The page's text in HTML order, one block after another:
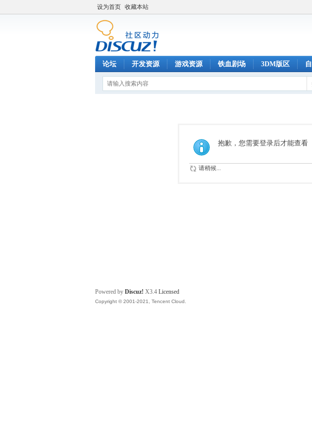
设为首页 收藏本站
论坛 开发资源 游戏资源 铁血剧场 3DM版区
抱歉，您需要登录后才能查看
请稍候...
Powered by Discuz! X3.4 Licensed
Copyright © 2001-2021, Tencent Cloud.